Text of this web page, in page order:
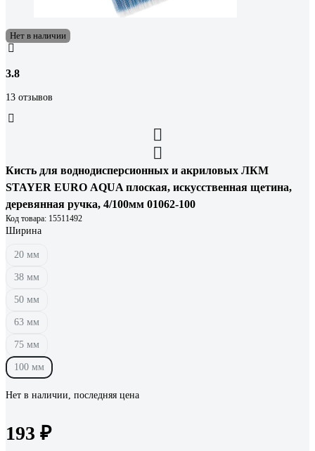
Нет в наличии
3.8
13 отзывов
Кисть для воднодисперсионных и акриловых ЛКМ
STAYER EURO АQUA плоская, искусственная щетина,
деревянная ручка, 4/100мм 01062-100
Код товара: 15511492
Ширина
20 мм
38 мм
50 мм
63 мм
75 мм
100 мм
Нет в наличии, последняя цена
193 ₽